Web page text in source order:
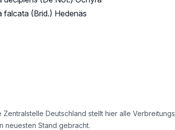
falcata (Brid.) Hedenäs
Zentralstelle Deutschland stellt hier alle
neuesten Stand gebracht.